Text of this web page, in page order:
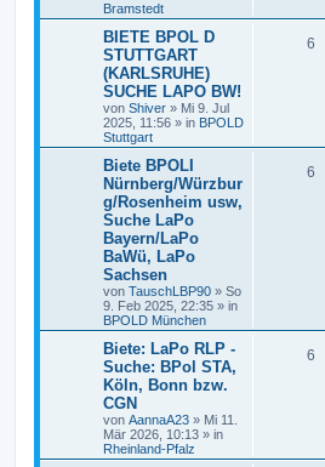
Bramstedt
BIETE BPOL D
STUTTGART
(KARLSRUHE)
SUCHE LAPO BW!
von Shiver » Mi 9. Jul
2025, 11:56 » in BPOLD
Stuttgart
6
Biete BPOLI
Nürnberg/Würzbur
g/Rosenheim usw,
Suche LaPo
Bayern/LaPo
BaWü, LaPo
Sachsen
von TauschLBP90 » So
9. Feb 2025, 22:35 » in
BPOLD München
6
Biete: LaPo RLP -
Suche: BPol STA,
Köln, Bonn bzw.
CGN
von AannaA23 » Mi 11.
Mär 2026, 10:13 » in
Rheinland-Pfalz
6